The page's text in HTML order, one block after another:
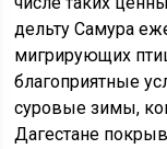
дельту Самура
мигрирующих
благоприятные
суровые зимы,
Дагестане